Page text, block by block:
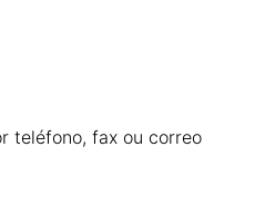
teléfono, fax ou correo